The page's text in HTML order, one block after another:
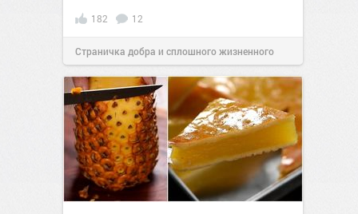
182 12
Страничка добра и сплошного жизненного
позитива!10:2824 апр 2021